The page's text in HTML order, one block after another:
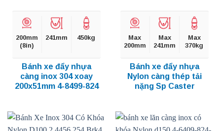
200mm
(8in)
241mm 450kg
Bánh xe đẩy nhựa
càng inox 304 xoay
200x51mm 4-8499-824
Max
200mm
Max
241mm
Max
370kg
Bánh xe đẩy nhựa
Nylon càng thép tải
nặng Sp Caster